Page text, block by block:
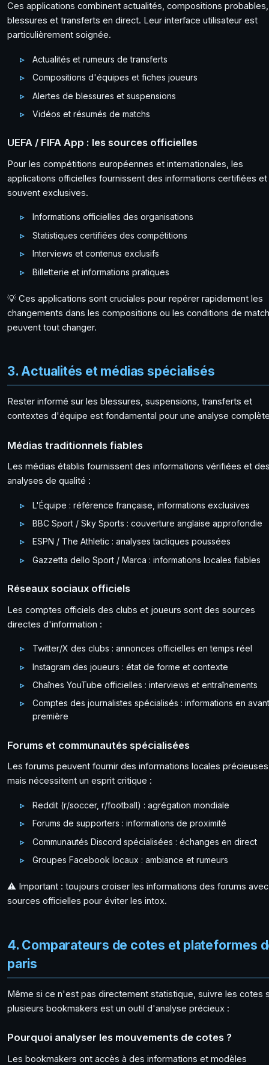
Ces applications combinent actualités, compositions probables,
blessures et transferts en direct. Leur interface utilisateur est
particulièrement soignée.
Actualités et rumeurs de transferts
Compositions d'équipes et fiches joueurs
Alertes de blessures et suspensions
Vidéos et résumés de matchs
UEFA / FIFA App : les sources officielles
Pour les compétitions européennes et internationales, les
applications officielles fournissent des informations certifiées et
souvent exclusives.
Informations officielles des organisations
Statistiques certifiées des compétitions
Interviews et contenus exclusifs
Billetterie et informations pratiques
💡 Ces applications sont cruciales pour repérer rapidement les
changements dans les compositions ou les conditions de
peuvent tout changer.
3. Actualités et médias spécialisés
Rester informé sur les blessures, suspensions, transferts et
contextes d'équipe est fondamental pour une analyse
Médias traditionnels fiables
Les médias établis fournissent des informations vérifiées et
analyses de qualité :
L'Équipe : référence française, informations exclusives
BBC Sport / Sky Sports : couverture anglaise approfondie
ESPN / The Athletic : analyses tactiques poussées
Gazzetta dello Sport / Marca : informations locales fiables
Réseaux sociaux officiels
Les comptes officiels des clubs et joueurs sont des sources
directes d'information :
Twitter/X des clubs : annonces officielles en temps réel
Instagram des joueurs : état de forme et contexte
Chaînes YouTube officielles : interviews et entraînements
Comptes des journalistes spécialisés : informations en
première
Forums et communautés spécialisées
Les forums peuvent fournir des informations locales
mais nécessitent un esprit critique :
Reddit (r/soccer, r/football) : agrégation mondiale
Forums de supporters : informations de proximité
Communautés Discord spécialisées : échanges en direct
Groupes Facebook locaux : ambiance et rumeurs
⚠️ Important : toujours croiser les informations des forums
sources officielles pour éviter les intox.
4. Comparateurs de cotes et plateformes
paris
Même si ce n'est pas directement statistique, suivre les cotes
plusieurs bookmakers est un outil d'analyse précieux :
Pourquoi analyser les mouvements de cotes ?
Les bookmakers ont accès à des informations et modèles